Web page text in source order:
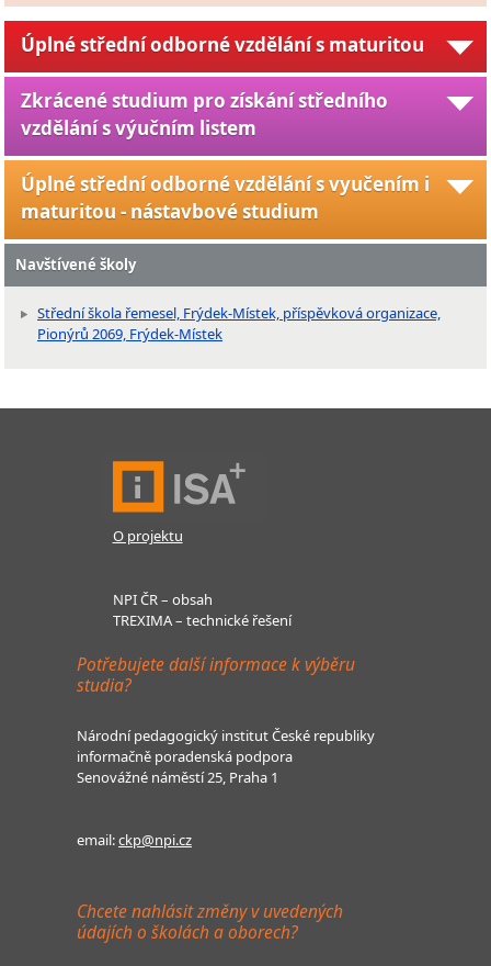
Úplné střední odborné vzdělání s maturitou
Zkrácené studium pro získání středního
vzdělání s výučním listem
Úplné střední odborné vzdělání s vyučením i
maturitou - nástavbové studium
Navštívené školy
Střední škola řemesel, Frýdek-Místek, příspěvková organizace,
Pionýrů 2069, Frýdek-Místek
O projektu
NPI ČR – obsah
TREXIMA – technické řešení
Potřebujete další informace k výběru
studia?
Národní pedagogický institut České republiky
informačně poradenská podpora
Senovážné náměstí 25, Praha 1
email:ckp@npi.cz
Chcete nahlásit změny v uvedených
údajích o školách a oborech?